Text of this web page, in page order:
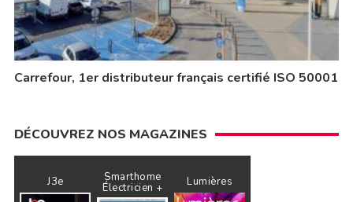
Carrefour, 1er distributeur français certifié ISO 50001
DÉCOUVREZ NOS MAGAZINES
J3e Smarthome
Électricien + Lumières